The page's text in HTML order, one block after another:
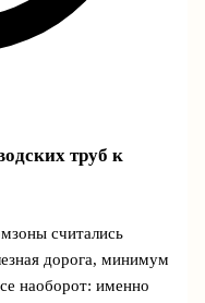
труб к
считались
дорога, минимум
наоборот: именно